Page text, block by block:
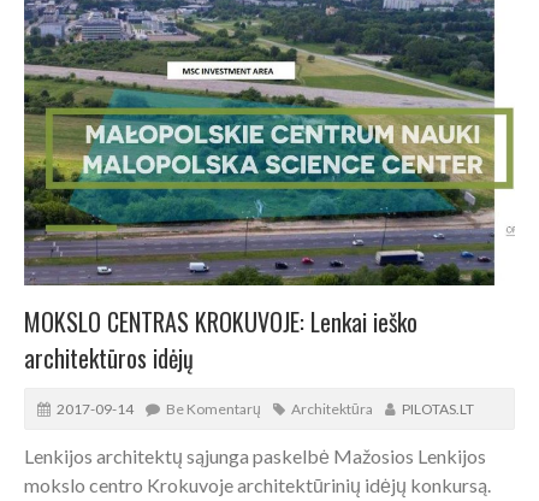
MOKSLO CENTRAS KROKUVOJE: Lenkai ieško
architektūros idėjų
2017-09-14 Be Komentarų Architektūra PILOTAS.LT
Lenkijos architektų sąjunga paskelbė Mažosios Lenkijos
mokslo centro Krokuvoje architektūrinių idėjų konkursą.